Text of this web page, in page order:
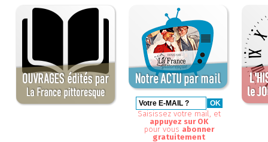
Saisissez votre mail, et
appuyez sur OK
pour vous abonner
gratuitement